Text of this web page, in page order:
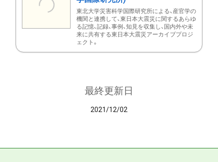
東北大学災害科学国際研究所による、産官学の
機関と連携して、東日本大震災に関するあらゆ
る記憶、記録、事例、知見を収集し、国内外や未
来に共有する東日本大震災アーカイブプロジ
ェクト。
最終更新日
2021/12/02